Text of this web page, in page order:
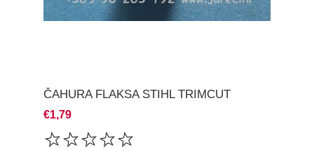
ČAHURA FLAKSA STIHL TRIMCUT
€1,79